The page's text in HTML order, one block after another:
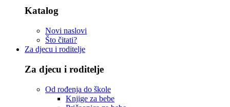
Katalog
Novi naslovi
Što čitati?
Za djecu i roditelje
Za djecu i roditelje
Od rođenja do škole
Knjige za bebe